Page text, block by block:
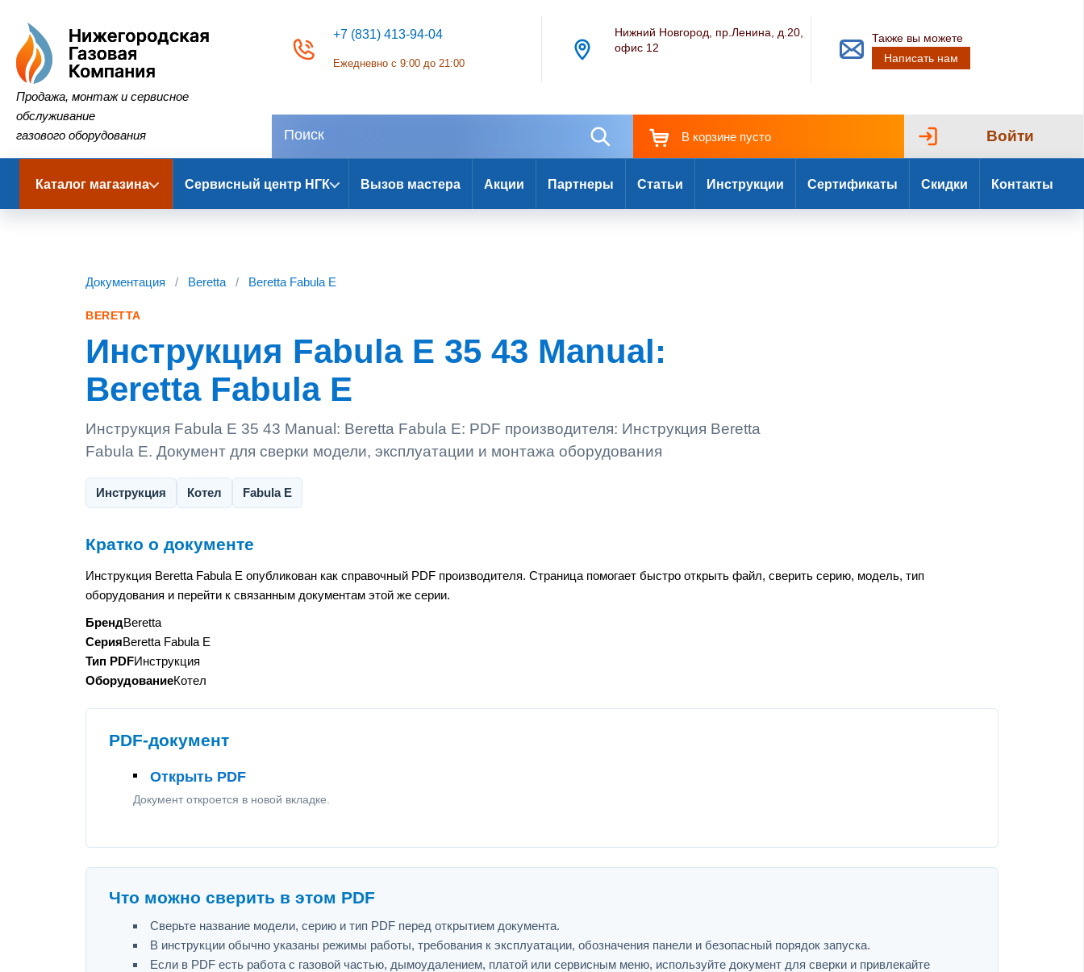
Нижегородская Газовая Компания
Продажа, монтаж и сервисное
обслуживание
газового оборудования
+7 (831) 413-94-04
Ежедневно с 9:00 до 21:00
Нижний Новгород, пр.Ленина, д.20,
офис 12
Также вы можете
Написать нам
В корзине пусто Войти
Каталог магазина Сервисный центр НГК Вызов мастера Акции Партнеры Статьи Инструкции Сертификаты Скидки Контакты
Документация / Beretta / Beretta Fabula E
BERETTA
Инструкция Fabula E 35 43 Manual:
Beretta Fabula E
Инструкция Fabula E 35 43 Manual: Beretta Fabula E: PDF производителя: Инструкция Beretta
Fabula E. Документ для сверки модели, эксплуатации и монтажа оборудования
Инструкция Котел Fabula E
Кратко о документе
Инструкция Beretta Fabula E опубликован как справочный PDF производителя. Страница помогает быстро открыть файл, сверить серию, модель, тип
оборудования и перейти к связанным документам этой же серии.
БрендBeretta
СерияBeretta Fabula E
Тип PDFИнструкция
ОборудованиеКотел
PDF-документ
Открыть PDF
Документ откроется в новой вкладке.
Что можно сверить в этом PDF
Сверьте название модели, серию и тип PDF перед открытием документа.
В инструкции обычно указаны режимы работы, требования к эксплуатации, обозначения панели и безопасный порядок запуска.
Если в PDF есть работа с газовой частью, дымоудалением, платой или сервисным меню, используйте документ для сверки и привлекайте